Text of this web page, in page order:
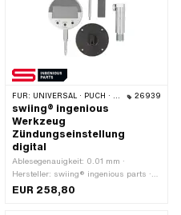
FÜR: UNIVERSAL · PUCH · SACHS · ZÜNDAPP BELMONDO · SOLEX · TOMOS · BYE BIKE 26939
swiing® ingenious
Werkzeug
Zündungseinstellung
digital
Ablesegenauigkeit: 0.01 mm ·
Hersteller: swiing® ingenious parts ·
Gewindeart: MF14x1.25 (Feingewinde)
EUR 258,80